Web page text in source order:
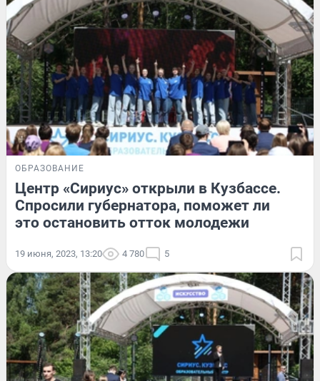
ОБРАЗОВАНИЕ
Центр «Сириус» открыли в Кузбассе.
Спросили губернатора, поможет ли
это остановить отток молодежи
19 июня, 2023, 13:20 4 780 5